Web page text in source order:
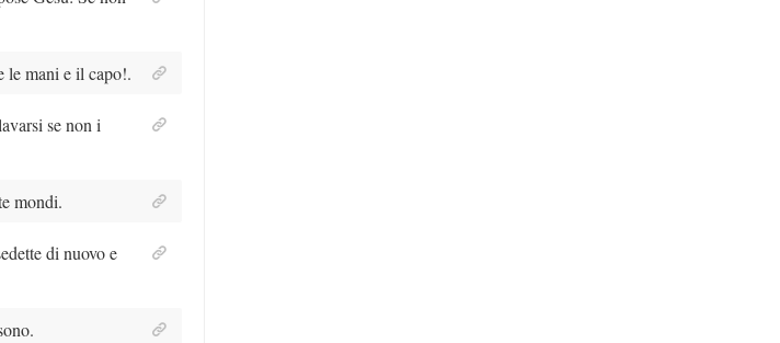
le mani e il capo!.
se non i
mondi.
di nuovo e